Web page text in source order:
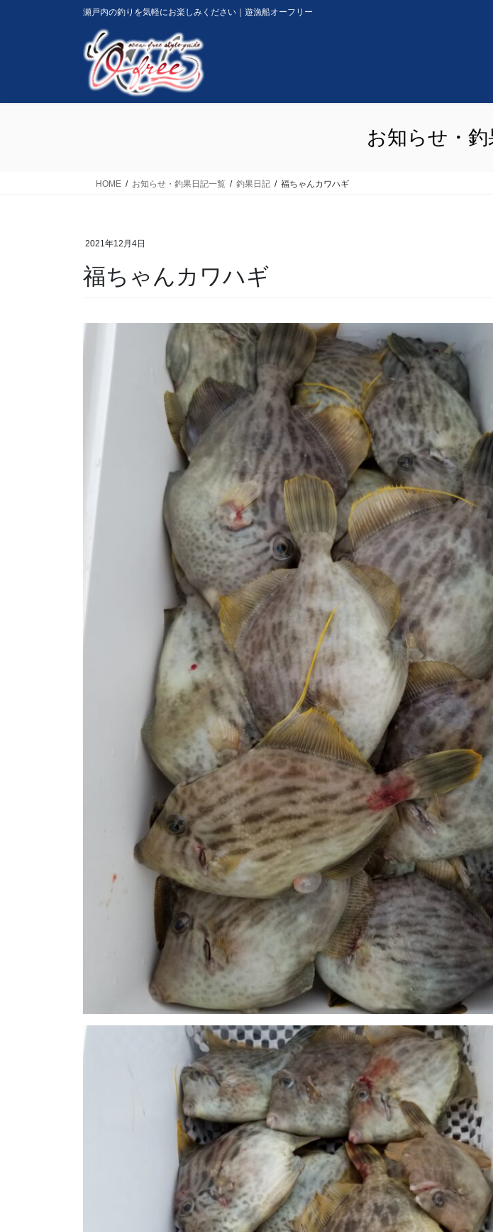
瀬戸内の釣りを気軽にお楽しみください｜遊漁船オーフリー
お知らせ・
HOME お知らせ・釣果日記一覧 釣果日記 福ちゃんカワハギ
2021年12月4日
福ちゃんカワハギ